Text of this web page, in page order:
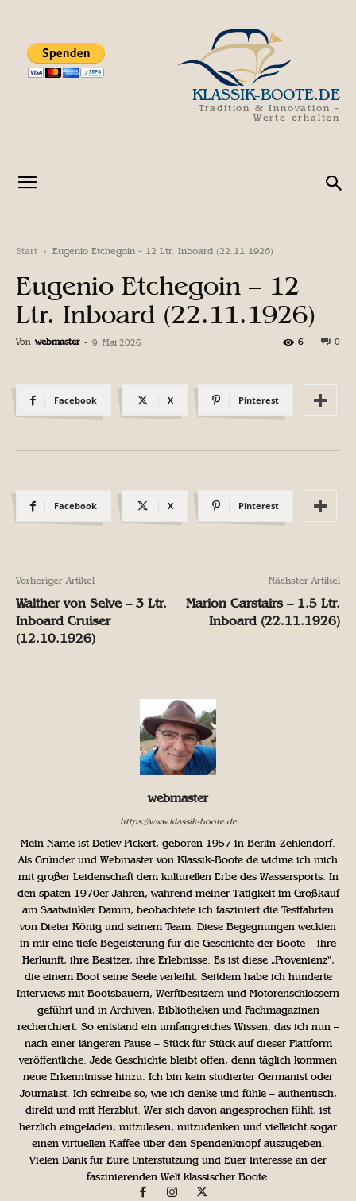
KLASSIK-BOOTE.DE
Tradition & Innovation -
Werte erhalten
Start Eugenio Etchegoin - 12 Ltr. Inboard (22.11.1926)
Eugenio Etchegoin – 12
Ltr. Inboard (22.11.1926)
Von webmaster - 9. Mai 2026 0
6
Facebook X Pinterest
Facebook X Pinterest
Vorheriger Artikel
Walther von Selve – 3 Ltr.
Inboard Cruiser
(12.10.1926)
Nächster Artikel
Marion Carstairs – 1.5 Ltr.
Inboard (22.11.1926)
webmaster
https://www.klassik-boote.de
Mein Name ist Detlev Pickert, geboren 1957 in Berlin-Zehlendorf.
Als Gründer und Webmaster von Klassik-Boote.de widme ich mich
mit großer Leidenschaft dem kulturellen Erbe des Wassersports. In
den späten 1970er Jahren, während meiner Tätigkeit im Großkauf
am Saatwinkler Damm, beobachtete ich fasziniert die Testfahrten
von Dieter König und seinem Team. Diese Begegnungen weckten
in mir eine tiefe Begeisterung für die Geschichte der Boote – ihre
Herkunft, ihre Besitzer, ihre Erlebnisse. Es ist diese „Provenienz“,
die einem Boot seine Seele verleiht. Seitdem habe ich hunderte
Interviews mit Bootsbauern, Werftbesitzern und Motorenschlossern
geführt und in Archiven, Bibliotheken und Fachmagazinen
recherchiert. So entstand ein umfangreiches Wissen, das ich nun –
nach einer längeren Pause – Stück für Stück auf dieser Plattform
veröffentliche. Jede Geschichte bleibt offen, denn täglich kommen
neue Erkenntnisse hinzu. Ich bin kein studierter Germanist oder
Journalist. Ich schreibe so, wie ich denke und fühle – authentisch,
direkt und mit Herzblut. Wer sich davon angesprochen fühlt, ist
herzlich eingeladen, mitzulesen, mitzudenken und vielleicht sogar
einen virtuellen Kaffee über den Spendenknopf auszugeben.
Vielen Dank für Eure Unterstützung und Euer Interesse an der
faszinierenden Welt klassischer Boote.